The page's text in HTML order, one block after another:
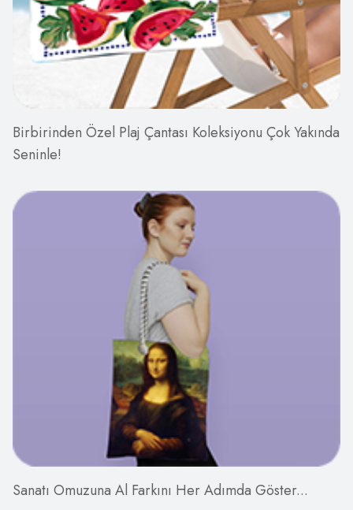
Birbirinden Özel Plaj Çantası Koleksiyonu Çok Yakında
Seninle!
Sanatı Omuzuna Al Farkını Her Adımda Göster...